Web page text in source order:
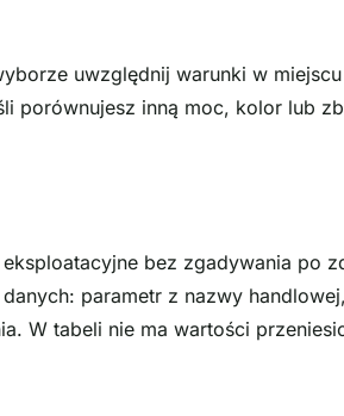
uwzględnij warunki w
porównujesz inną moc, kolor lub
bez zgadywania po
parametr z nazwy
W tabeli nie ma wartości